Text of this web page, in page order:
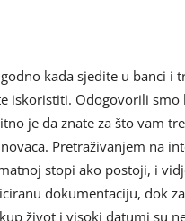
kada sjedite u banci i
iskoristiti. Odogovorili
je da znate za što vam
Pretraživanjem na
stopi ako postoji, i
dokumentaciju, dok
život i visoki datumi su